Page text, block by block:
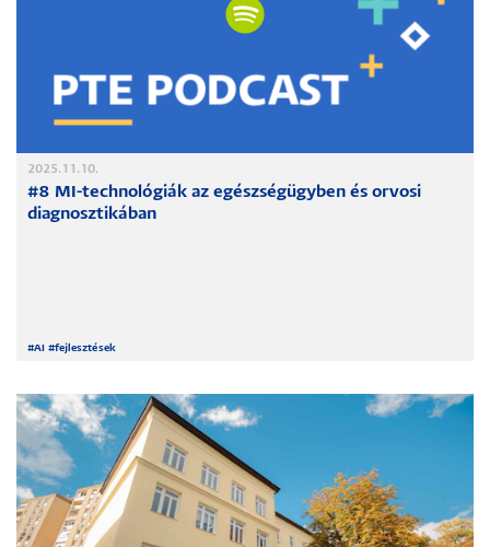
2025.11.10.
#8 MI-technológiák az egészségügyben és orvosi
diagnosztikában
#AI #fejlesztések